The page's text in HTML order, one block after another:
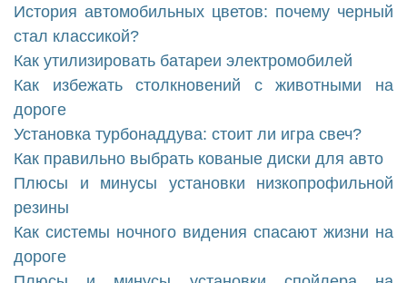
История автомобильных цветов: почему черный
стал классикой?
Как утилизировать батареи электромобилей
Как избежать столкновений с животными на
дороге
Установка турбонаддува: стоит ли игра свеч?
Как правильно выбрать кованые диски для авто
Плюсы и минусы установки низкопрофильной
резины
Как системы ночного видения спасают жизни на
дороге